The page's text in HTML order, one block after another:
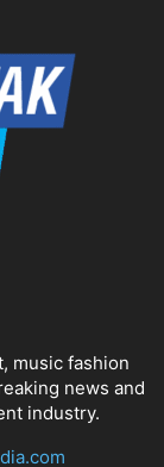
music fashion
news and
industry.